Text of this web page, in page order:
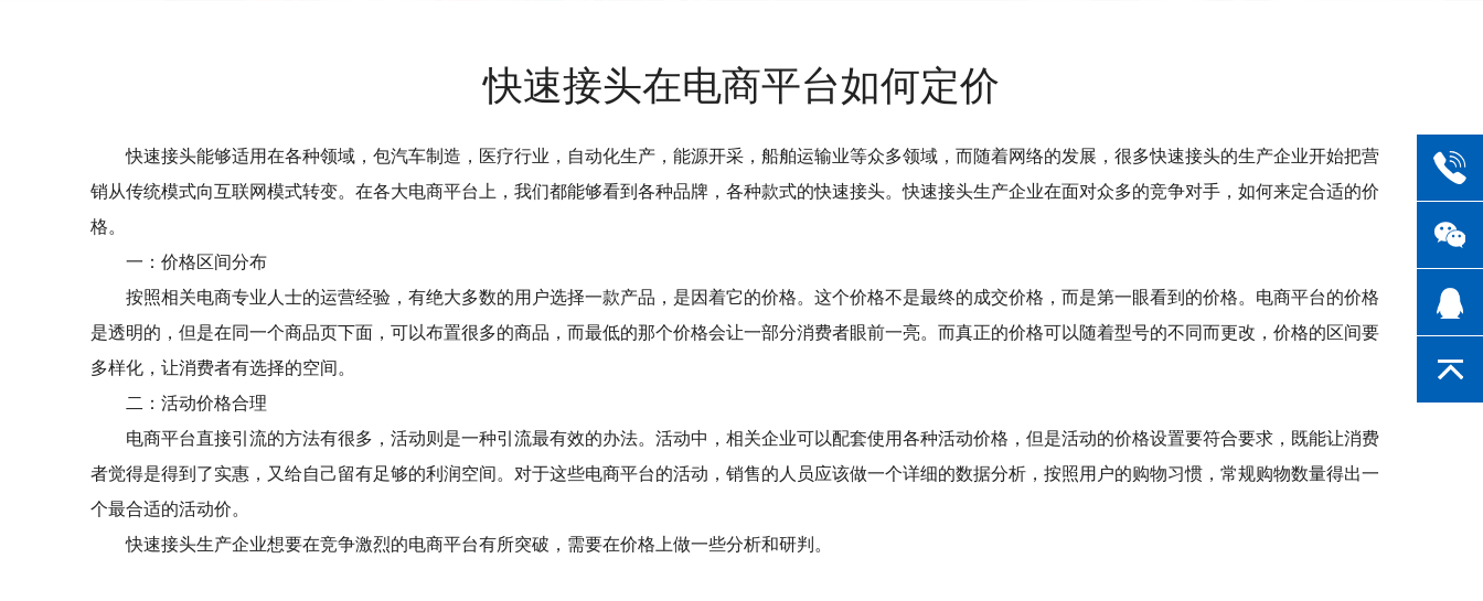
快速接头在电商平台如何定价
快速接头能够适用在各种领域，包汽车制造，医疗行业，自动化生产，能源开采，船舶运输业等众多领域，而随着网络的发展，很多快速接头的生产企业开始把营
销从传统模式向互联网模式转变。在各大电商平台上，我们都能够看到各种品牌，各种款式的快速接头。快速接头生产企业在面对众多的竞争对手，如何来定合适的价
格。
一：价格区间分布
按照相关电商专业人士的运营经验，有绝大多数的用户选择一款产品，是因着它的价格。这个价格不是最终的成交价格，而是第一眼看到的价格。电商平台的价格
是透明的，但是在同一个商品页下面，可以布置很多的商品，而最低的那个价格会让一部分消费者眼前一亮。而真正的价格可以随着型号的不同而更改，价格的区间要
多样化，让消费者有选择的空间。
二：活动价格合理
电商平台直接引流的方法有很多，活动则是一种引流最有效的办法。活动中，相关企业可以配套使用各种活动价格，但是活动的价格设置要符合要求，既能让消费
者觉得是得到了实惠，又给自己留有足够的利润空间。对于这些电商平台的活动，销售的人员应该做一个详细的数据分析，按照用户的购物习惯，常规购物数量得出一
个最合适的活动价。
快速接头生产企业想要在竞争激烈的电商平台有所突破，需要在价格上做一些分析和研判。